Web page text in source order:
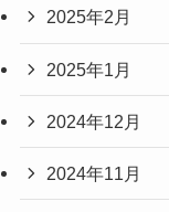
2025年2月
2025年1月
2024年12月
2024年11月